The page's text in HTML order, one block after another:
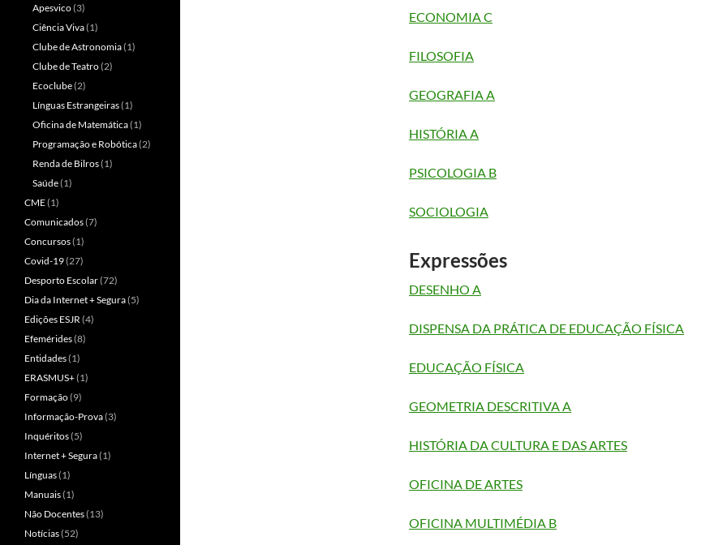
ECONOMIA C
FILOSOFIA
GEOGRAFIA A
HISTÓRIA A
PSICOLOGIA B
SOCIOLOGIA
Expressões
DESENHO A
DISPENSA DA PRÁTICA DE EDUCAÇÃO FÍSICA
EDUCAÇÃO FÍSICA
GEOMETRIA DESCRITIVA A
HISTÓRIA DA CULTURA E DAS ARTES
OFICINA DE ARTES
OFICINA MULTIMÉDIA B
Apesvico(3)
Ciência Viva(1)
Clube de Astronomia(1)
Clube de Teatro(2)
Ecoclube(2)
Línguas Estrangeiras(1)
Oficina de Matemática(1)
Programação e Robótica(2)
Renda de Bilros(1)
Saúde(1)
CME(1)
Comunicados(7)
Concursos(1)
Covid-19(27)
Desporto Escolar(72)
Dia da Internet + Segura(5)
Edições ESJR (4)
Efemérides(8)
Entidades(1)
ERASMUS+(1)
Formação(9)
Informação-Prova(3)
Inquéritos(5)
Internet + Segura(1)
Línguas(1)
Manuais(1)
Não Docentes(13)
Notícias(52)